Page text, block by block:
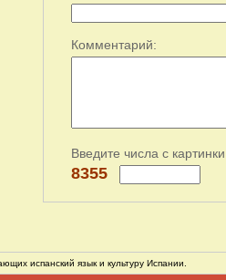
Комментарий:
Введите числа с
8355
испанский язык и культуру Испании.